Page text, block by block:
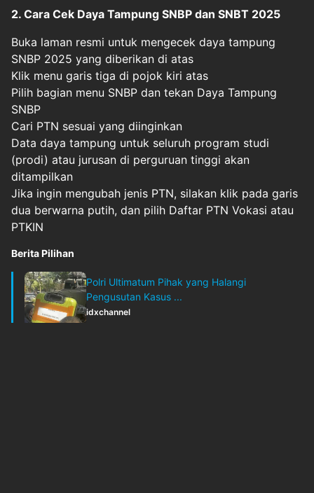
2. Cara Cek Daya Tampung SNBP dan SNBT 2025
Buka laman resmi untuk mengecek daya tampung
SNBP 2025 yang diberikan di atas
Klik menu garis tiga di pojok kiri atas
Pilih bagian menu SNBP dan tekan Daya Tampung
SNBP
Cari PTN sesuai yang diinginkan
Data daya tampung untuk seluruh program studi
(prodi) atau jurusan di perguruan tinggi akan
ditampilkan
Jika ingin mengubah jenis PTN, silakan klik pada garis
dua berwarna putih, dan pilih Daftar PTN Vokasi atau
PTKIN
Berita Pilihan
Polri Ultimatum Pihak yang Halangi
Pengusutan Kasus ...
idxchannel